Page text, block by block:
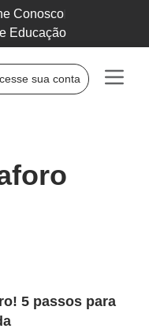
Conosco
Educação
sua conta
5 passos para